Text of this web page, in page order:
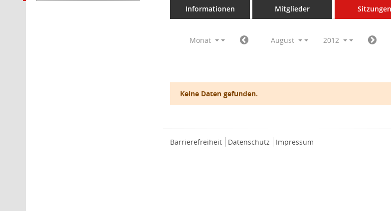
Informationen Mitglieder Sitzungen
Monat August 2012
Keine Daten gefunden.
Barrierefreiheit Datenschutz Impressum